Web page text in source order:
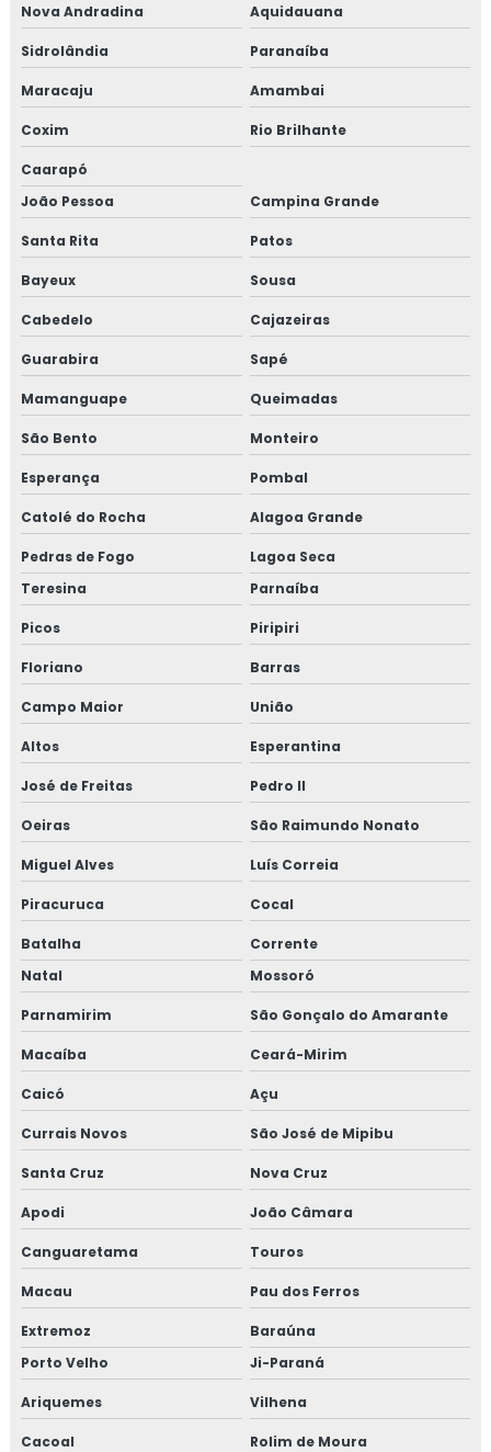
Nova Andradina Aquidauana
Sidrolândia Paranaíba
Maracaju Amambai
Coxim Rio Brilhante
Caarapó
João Pessoa
Campina Grande
Santa Rita Patos
Bayeux Sousa
Cabedelo Cajazeiras
Guarabira Sapé
Mamanguape Queimadas
São Bento Monteiro
Esperança Pombal
Catolé do Rocha Alagoa Grande
Pedras de Fogo
Lagoa Seca
Teresina
Parnaíba
Picos Piripiri
Floriano Barras
Campo Maior União
Altos Esperantina
José de Freitas Pedro II
Oeiras São Raimundo Nonato
Miguel Alves Luís Correia
Piracuruca Cocal
Batalha
Corrente
Natal
Mossoró
Parnamirim São Gonçalo do Amarante
Macaíba Ceará-Mirim
Caicó Açu
Currais Novos São José de Mipibu
Santa Cruz Nova Cruz
Apodi João Câmara
Canguaretama Touros
Macau Pau dos Ferros
Extremoz
Baraúna
Porto Velho
Ji-Paraná
Ariquemes Vilhena
Cacoal Rolim de Moura